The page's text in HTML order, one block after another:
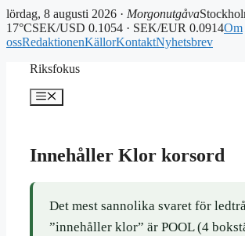
lördag, 8 augusti 2026 · Morgonutgåva
17°CSEK/USD 0.1054 · SEK/EUR 0.0914Om
ossRedaktionenKällorKontaktNyhetsbrev
Riksfokus
Meny
Innehåller Klor korsord
Det mest sannolika svaret för
”innehåller klor” är POOL (4